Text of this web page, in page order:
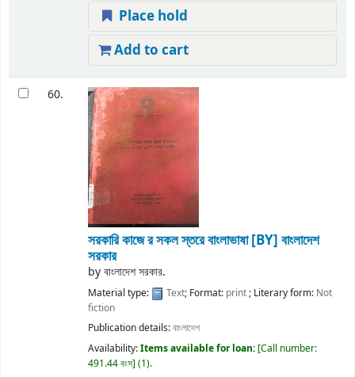
Place hold
Add to cart
60.
সরকারি কাজে র সকল স্তরে বাংলাভাষা[BY] বাংলাদেশ
সরকার
byবাংলাদেশ সরকার.
Material type: Text; Format: print; Literary form: Not
fiction
Publication details:বাংলাদেশ
Availability:Items available for loan: Call number:
491.44 বংস (1).